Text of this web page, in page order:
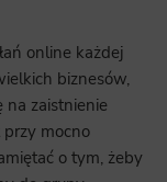
online każdej
biznesów,
na zaistnienie
mocno
o tym, żeby